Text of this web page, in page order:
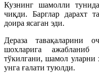
Кузнинг шамолли
чиқди. Барглар дарахт
доира ясаган эди.
Дераза тавақаларини
шохларига
тўкилгани, шамол уларни
унга ғалати туюлди.